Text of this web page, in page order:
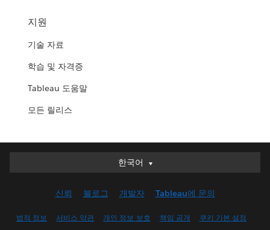
지원
기술 자료
학습 및 자격증
Tableau 도움말
모든 릴리스
한국어
한국어
English (UK)
신뢰 블로그 개발자 Tableau에 문의
법적 정보 서비스 약관 개인 정보 보호 책임 공개 쿠키 기본 설정